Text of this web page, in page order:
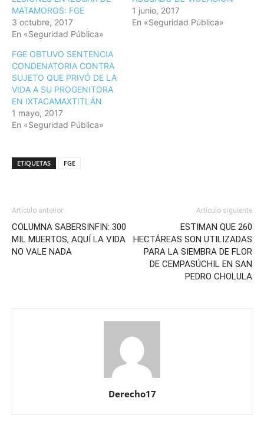
MATAMOROS: FGE
3 octubre, 2017
En «Seguridad Pública»
1 junio, 2017
En «Seguridad Pública»
FGE OBTUVO SENTENCIA
CONDENATORIA CONTRA
SUJETO QUE PRIVÓ DE LA
VIDA A SU PROGENITORA
EN IXTACAMAXTITLÁN
1 mayo, 2017
En «Seguridad Pública»
ETIQUETAS FGE
Artículo anterior
COLUMNA SABERSINFIN: 300
MIL MUERTOS, AQUÍ LA VIDA
NO VALE NADA
Artículo siguiente
ESTIMAN QUE 260
HECTÁREAS SON UTILIZADAS
PARA LA SIEMBRA DE FLOR
DE CEMPASÚCHIL EN SAN
PEDRO CHOLULA
Derecho17